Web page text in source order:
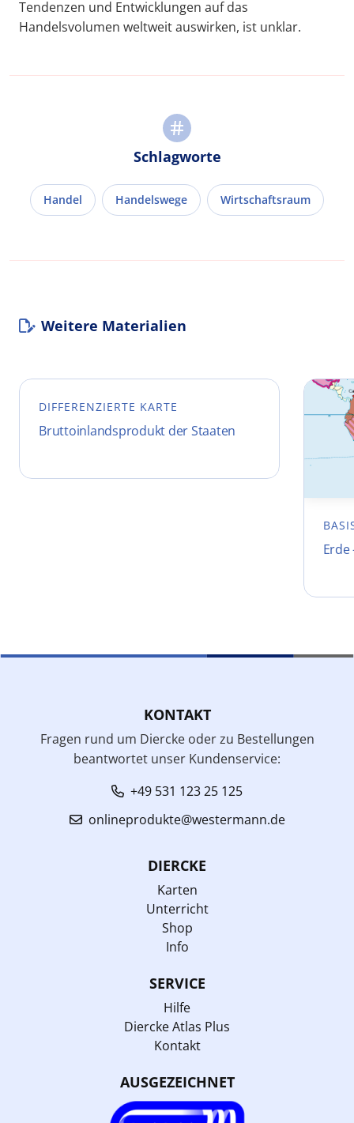
Tendenzen und Entwicklungen auf das
Handelsvolumen weltweit auswirken, ist unklar.
Schlagworte
Handel Handelswege Wirtschaftsraum
Weitere Materialien
DIFFERENZIERTE KARTE
Bruttoinlandsprodukt der Staaten
KONTAKT
Fragen rund um Diercke oder zu Bestellungen
beantwortet unser Kundenservice:
+49 531 123 25 125
onlineprodukte@westermann.de
DIERCKE
Karten
Unterricht
Shop
Info
SERVICE
Hilfe
Diercke Atlas Plus
Kontakt
AUSGEZEICHNET